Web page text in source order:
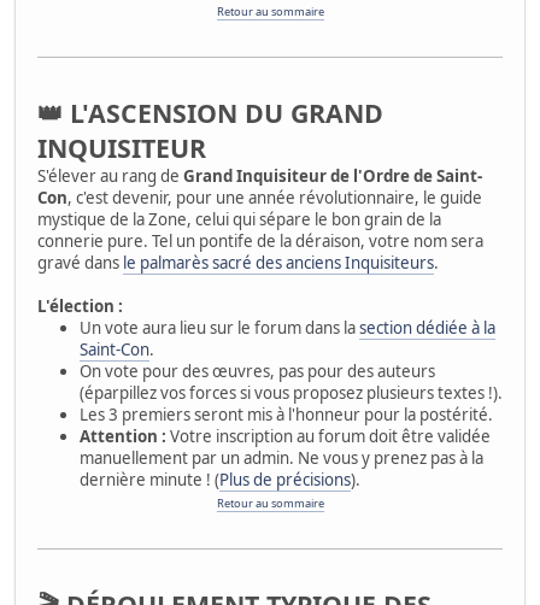
Retour au sommaire
👑 L'ASCENSION DU GRAND
INQUISITEUR
S'élever au rang de Grand Inquisiteur de l'Ordre de Saint-
Con, c'est devenir, pour une année révolutionnaire, le guide
mystique de la Zone, celui qui sépare le bon grain de la
connerie pure. Tel un pontife de la déraison, votre nom sera
gravé dans le palmarès sacré des anciens Inquisiteurs.
L'élection :
Un vote aura lieu sur le forum dans lasection dédiée à la
Saint-Con.
On vote pour des œuvres, pas pour des auteurs
(éparpillez vos forces si vous proposez plusieurs textes !).
Les 3 premiers seront mis à l'honneur pour la postérité.
Attention : Votre inscription au forum doit être validée
manuellement par un admin. Ne vous y prenez pas à la
dernière minute ! (Plus de précisions).
Retour au sommaire